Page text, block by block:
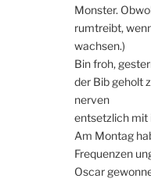
Monster.
rumtreibt,
wachsen.)
Bin froh,
der Bib geholt
nerven
entsetzlich mit
Am Montag
Frequenzen
Oscar